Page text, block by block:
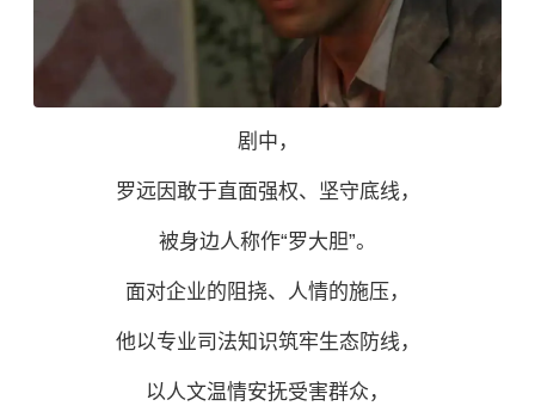
剧中，
罗远因敢于直面强权、坚守底线，
被身边人称作“罗大胆”。
面对企业的阻挠、人情的施压，
他以专业司法知识筑牢生态防线，
以人文温情安抚受害群众，